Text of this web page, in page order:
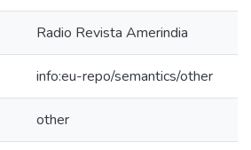
Radio Revista Amerindia
info:eu-repo/semantics/other
other